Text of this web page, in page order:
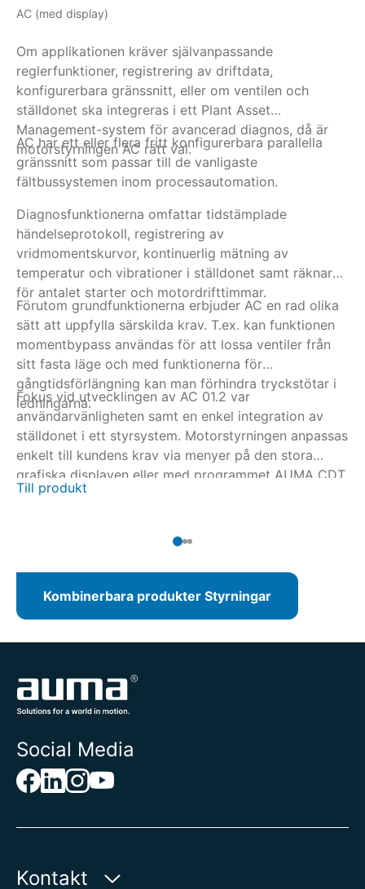
AC (med display)
Om applikationen kräver självanpassande
reglerfunktioner, registrering av driftdata,
konfigurerbara gränssnitt, eller om ventilen och
ställdonet ska integreras i ett Plant Asset
Management-system för avancerad diagnos, då är
motorstyrningen AC rätt val.
AC har ett eller flera fritt konfigurerbara parallella
gränssnitt som passar till de vanligaste
fältbussystemen inom processautomation.
Diagnosfunktionerna omfattar tidstämplade
händelseprotokoll, registrering av
vridmomentskurvor, kontinuerlig mätning av
temperatur och vibrationer i ställdonet samt räknare
för antalet starter och motordrifttimmar.
Förutom grundfunktionerna erbjuder AC en rad olika
sätt att uppfylla särskilda krav. T.ex. kan funktionen
momentbypass användas för att lossa ventiler från
sitt fasta läge och med funktionerna för
gångtidsförlängning kan man förhindra tryckstötar i
ledningarna.
Fokus vid utvecklingen av AC 01.2 var
användarvänligheten samt en enkel integration av
ställdonet i ett styrsystem. Motorstyrningen anpassas
enkelt till kundens krav via menyer på den stora
grafiska displayen eller med programmet AUMA CDT
via en trådlös Bluetooth-anslutning. Om det finns en
Till produkt
Kombinerbara produkter Styrningar
Social Media
Kontakt